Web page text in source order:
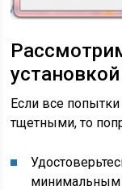
Если все
тщетными, то
минимальным